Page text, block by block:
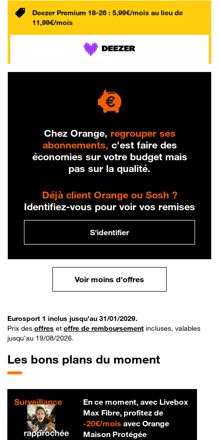
Deezer Premium 18-26 : 5,99€/mois au lieu de
11,99€/mois
Chez Orange, regrouper ses
abonnements, c'est faire des
économies sur votre budget mais
pas sur la qualité.
Déjà client Orange ou Sosh ?
Identifiez-vous pour voir vos remises
S'identifier
Voir moins d'offres
Eurosport 1 inclus jusqu'au 31/01/2029.
Prix des offres et offre de remboursement incluses, valables
jusqu’au 19/08/2026.
Les bons plans du moment
En ce moment, avec Livebox
Max Fibre, profitez de
-20€/mois20 € par mois
avec Orange
Maison Protégée